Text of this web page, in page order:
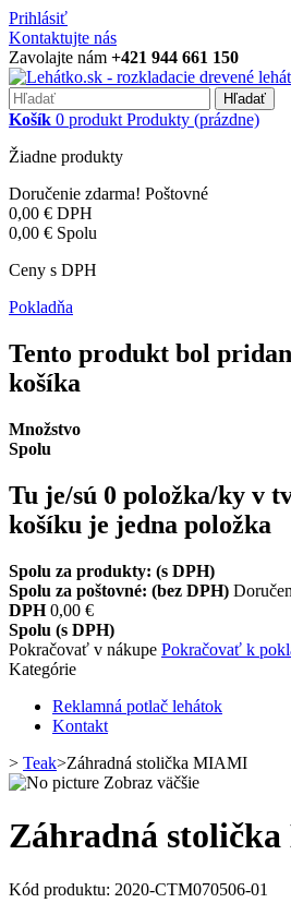
Prihlásiť
Kontaktujte nás
Zavolajte nám +421 944 661 150
Hľadať
Košík 0 produkt Produkty (prázdne)
Žiadne produkty
Doručenie zdarma! Poštovné
0,00 € DPH
0,00 € Spolu
Ceny s DPH
Pokladňa
Tento produkt bol
košíka
Množstvo
Spolu
Tu je/sú 0 položka/ky v
košíku je jedna položka
Spolu za produkty: (s DPH)
Spolu za poštovné: (bez DPH)
DPH 0,00 €
Spolu (s DPH)
Pokračovať v nákupe Pokračovať k
Kategórie
Reklamná potlač lehátok
Kontakt
> Teak>Záhradná stolička MIAMI
Zobraz väčšie
Záhradná
Kód produktu: 2020-CTM070506-01